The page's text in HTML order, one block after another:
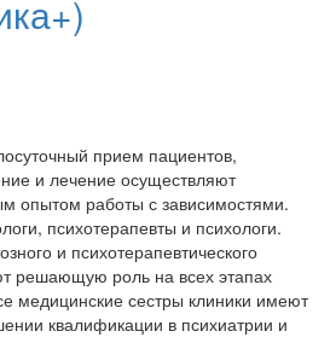
прием пациентов,
и лечение осуществляют
опытом работы с зависимостями.
психотерапевты и психологи.
и психотерапевтического
решающую роль на всех этапах
медицинские сестры клиники имеют
квалификации в психиатрии и